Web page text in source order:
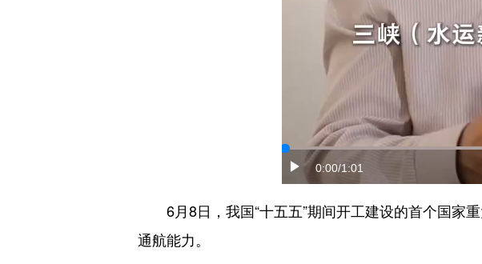
0:00/1:01
6月8日，我国“十五五”期间开工建设的首个国家
通航能力。